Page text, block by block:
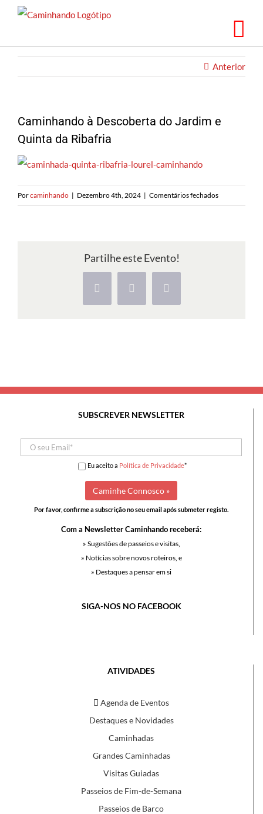
Saltar
Anterior
Caminhando à Descoberta do Jardim e
Quinta da Ribafria
Porcaminhando | Dezembro 4th, 2024 | Comentários fechadosem
Caminhando
Partilhe este Evento!
Facebook
X Pinterest
SUBSCREVER NEWSLETTER
Eu aceito a Política de Privacidade*
Por favor, confirme a subscrição no seu email após submeter registo.
Com a Newsletter Caminhando receberá:
» Sugestões de passeios e visitas,
» Notícias sobre novos roteiros, e
» Destaques a pensar em si
SIGA-NOS NO FACEBOOK
ATIVIDADES
Agenda de Eventos
Destaques e Novidades
Caminhadas
Grandes Caminhadas
Visitas Guiadas
Passeios de Fim-de-Semana
Passeios de Barco